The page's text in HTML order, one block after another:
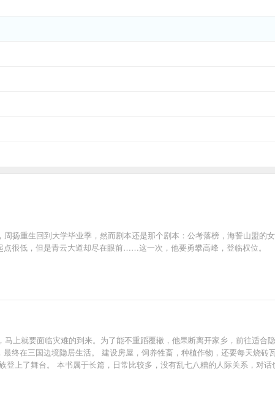
周扬重生回到大学毕业季，然而剧本还是那个剧本：公考落榜，海誓山盟
很低，但是青云大道却尽在眼前……这一次，他要勇攀高峰，登临权位。
上就要面临灾难的到来。为了能不重蹈覆辙，他果断离开家乡，前往适
终在三国边境隐居生活。 建设房屋，饲养牲畜，种植作物，还要每天烧
登上了舞台。 本书属于长篇，日常比较多，没有乱七八糟的人际关系，对